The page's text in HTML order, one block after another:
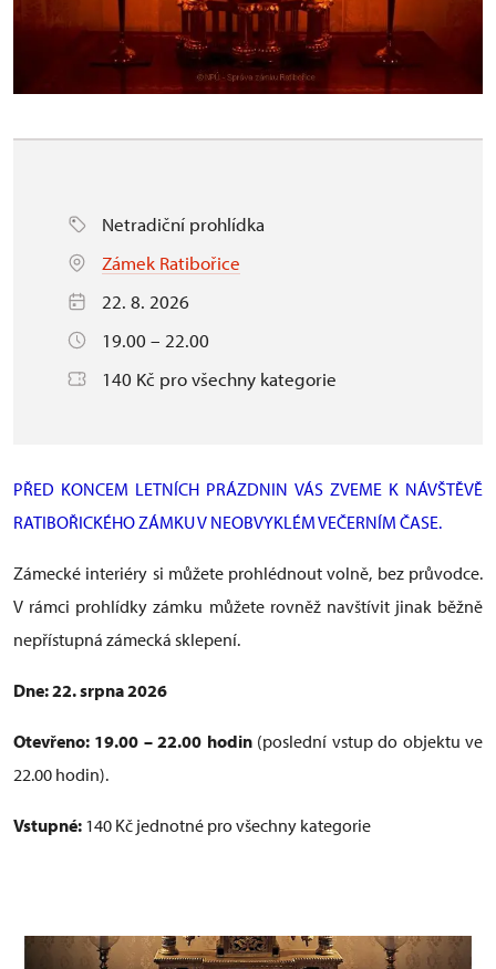
Netradiční prohlídka
Zámek Ratibořice
22. 8. 2026
19.00 – 22.00
140 Kč pro všechny kategorie
PŘED KONCEM LETNÍCH PRÁZDNIN VÁS ZVEME K NÁVŠTĚVĚ
RATIBOŘICKÉHO ZÁMKU V NEOBVYKLÉM VEČERNÍM ČASE.
Zámecké interiéry si můžete prohlédnout volně, bez průvodce.
V rámci prohlídky zámku můžete rovněž navštívit jinak běžně
nepřístupná zámecká sklepení.
Dne: 22. srpna 2026
Otevřeno: 19.00 – 22.00 hodin (poslední vstup do objektu ve
22.00 hodin).
Vstupné: 140 Kč jednotné pro všechny kategorie